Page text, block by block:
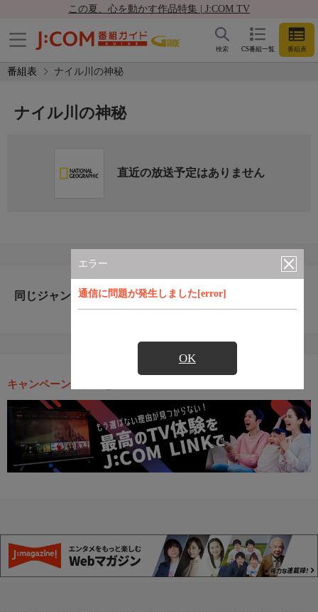
この夏、心を動かす作品特集 | J:COM TV
CS番組一覧 番組表
検索
番組表 ナイル川の神秘
エラー
通信に問題が発生しました[error]
OK
ナイル川の神秘
直近の放送予定はありません
同じジャンルのおすすめ番組
キャンペーン・お得な情報